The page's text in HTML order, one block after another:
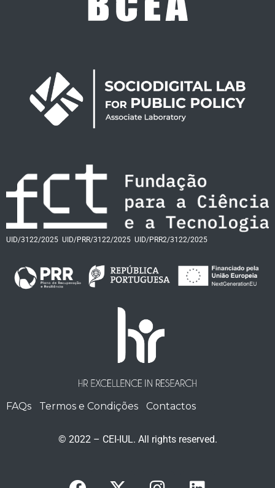
UID/3122/2025 UID/PRR/3122/2025 UID/PRR2/3122/2025
FAQs Termos e Condições Contactos
© 2022 – CEI-IUL. All rights reserved.